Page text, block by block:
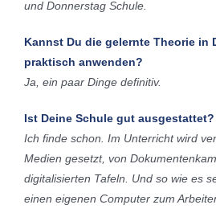
und Donnerstag Schule.
Kannst Du die gelernte Theorie in
praktisch anwenden?
Ja, ein paar Dinge definitiv.
Ist Deine Schule gut ausgestattet?
Ich finde schon. Im Unterricht wird
Medien gesetzt, von
digitalisierten Tafeln. Und so wie es
einen eigenen Computer zum